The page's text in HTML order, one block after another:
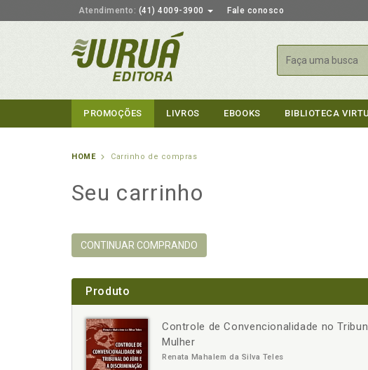
Atendimento: (41) 4009-3900 Fale conosco
Buscar
PROMOÇÕES LIVROS EBOOKS BIBLIOTECA
HOME Carrinho de compras
Seu carrinho
CONTINUAR COMPRANDO
Produto
Controle de Convencionalidade no
Mulher
Renata Mahalem da Silva Teles
- +